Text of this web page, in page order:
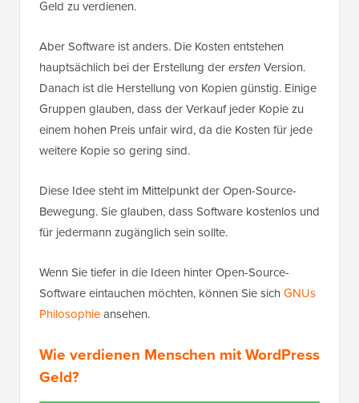
Geld zu verdienen.
Aber Software ist anders. Die Kosten entstehen
hauptsächlich bei der Erstellung dererstenVersion.
Danach ist die Herstellung von Kopien günstig. Einige
Gruppen glauben, dass der Verkauf jeder Kopie zu
einem hohen Preis unfair wird, da die Kosten für jede
weitere Kopie so gering sind.
Diese Idee steht im Mittelpunkt der Open-Source-
Bewegung. Sie glauben, dass Software kostenlos und
für jedermann zugänglich sein sollte.
Wenn Sie tiefer in die Ideen hinter Open-Source-
Software eintauchen möchten, können Sie sichGNUs
Philosophieansehen.
Wie verdienen Menschen mit WordPress
Geld?